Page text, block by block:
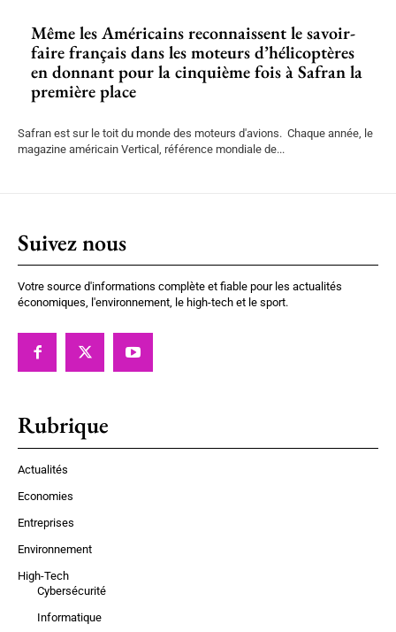
Même les Américains reconnaissent le savoir-
faire français dans les moteurs d’hélicoptères
en donnant pour la cinquième fois à Safran la
première place
Safran est sur le toit du monde des moteurs d'avions. Chaque année, le
magazine américain Vertical, référence mondiale de...
Suivez nous
Votre source d'informations complète et fiable pour les actualités
économiques, l'environnement, le high-tech et le sport.
Rubrique
Actualités
Economies
Entreprises
Environnement
High-Tech
Cybersécurité
Informatique